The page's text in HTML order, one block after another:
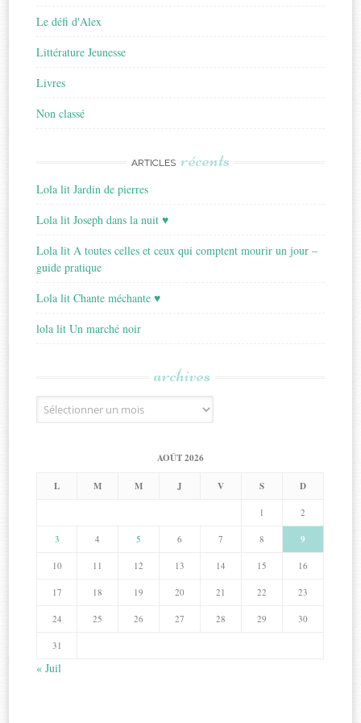
Le défi d'Alex
Littérature Jeunesse
Livres
Non classé
ARTICLES récents
Lola lit Jardin de pierres
Lola lit Joseph dans la nuit ♥
Lola lit A toutes celles et ceux qui comptent mourir un jour –
guide pratique
Lola lit Chante méchante ♥
lola lit Un marché noir
archives
Archives
AOÛT 2026
L M M J V S D
1 2
3 4 5 6 7 8 9
10 11 12 13 14 15 16
17 18 19 20 21 22 23
24 25 26 27 28 29 30
31
« Juil